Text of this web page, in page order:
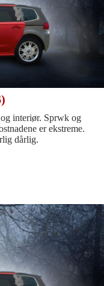
interiør. Sprwk og
er ekstreme.
dårlig.